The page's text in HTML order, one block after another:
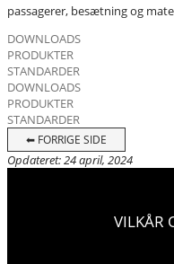
passagerer, besætning og
DOWNLOADS
PRODUKTER
STANDARDER
DOWNLOADS
PRODUKTER
STANDARDER
⬅ FORRIGE SIDE
Opdateret: 24 april, 2024
VILKÅR